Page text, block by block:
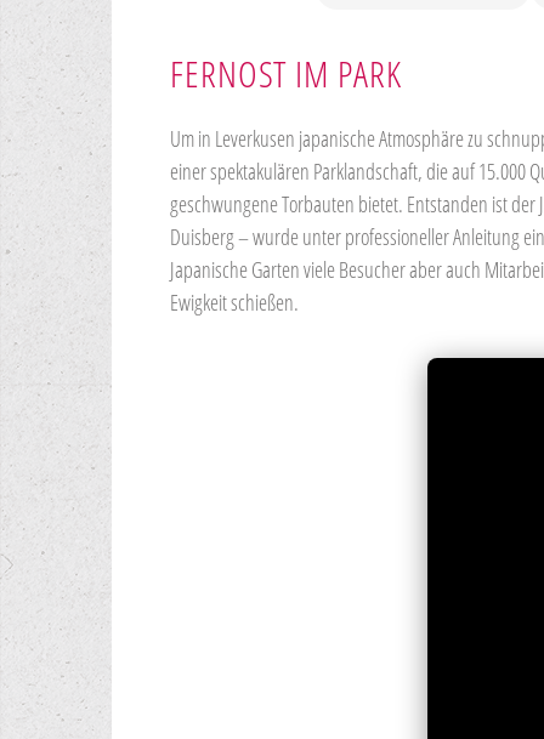
FERNOST IM PARK
Um in Leverkusen japanische Atmosphäre zu
einer spektakulären Parklandschaft, die auf 15.000
geschwungene Torbauten bietet. Entstanden ist der
Duisberg – wurde unter professioneller Anleitung
Japanische Garten viele Besucher aber auch
Ewigkeit schießen.